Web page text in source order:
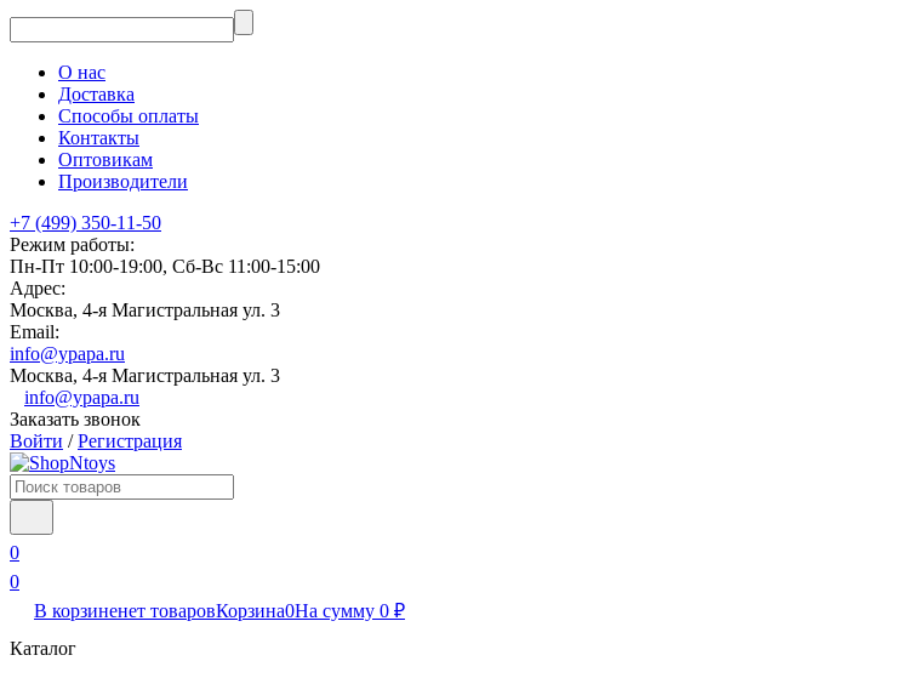
О нас
Доставка
Способы оплаты
Контакты
Оптовикам
Производители
+7 (499) 350-11-50
Режим работы:
Пн-Пт 10:00-19:00, Сб-Вс 11:00-15:00
Адрес:
Москва, 4-я Магистральная ул. 3
Email:
info@ypapa.ru
Москва, 4-я Магистральная ул. 3
info@ypapa.ru
Заказать звонок
Войти /Регистрация
0
0
В корзиненет товаровКорзина0На сумму 0 ₽
Каталог